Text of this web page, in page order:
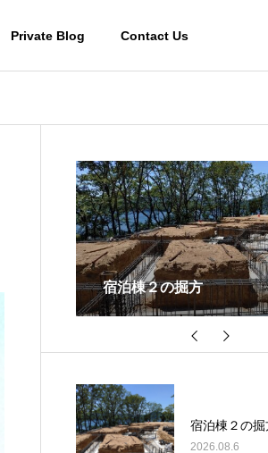
Private Blog Contact Us
Works-その他施設
天井の木ルーバー
宿泊棟２の掘
2026.08.6